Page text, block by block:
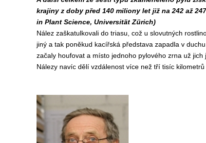
krajiny z doby před 140 miliony let již na 242 až
in Plant Science, Universität Zürich)
Nález zaškatulkovali do triasu, což u slovutných
jiný a tak poněkud kacířská představa zapadla v
začaly houfovat a místo jednoho pylového zrna už
Nálezy navíc dělí vzdálenost více než tří tisíc